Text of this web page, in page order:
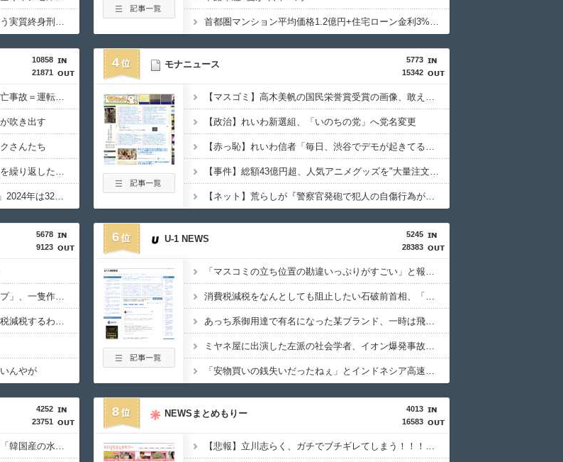
無期懲役、去年の仮釈放わずか４人…もう実質終身刑だった 首都圏マンション平均価格1.2億円+住宅ローン金利3%で利息だけで月30万円←これバカなん？
10858
21871
【東京】睡眠時無呼吸症候群診断後に死亡事故＝運転の無職男（３４）、独断で治療中断―危険運転致死罪適用も
吹き出す
さんたち
ジャンプストアで大量注文→キャンセルを繰り返した女を逮捕 「注文で欲求が満たされた」総額43億円
無期刑の仮釈放、2025年は「わずか4人」2024年は32人が獄中死…「終身刑化」の傾向続く
4
5773
15342
モナニュース
【マスゴミ】高木美帆の国民栄誉賞受賞の画像、敢えて高市首相が写らないよう切り取られる
【政治】れいわ新選組、「いのちの党」へ党名変更
【赤っ恥】れいわ信者「毎日、渋谷でデモが起きてる」 ネット「参加者の少なさを隠すために通行人に混じってるのリプ欄でバラされてて草」
【事件】総額43億円超、人気アニメグッズを"大量注文しキャンセル"女逮捕…ネット「オンラインショップを売り切れ状態にして商品相場を操作してたのでは」
【ネット】荒らしが『警察官発砲で犯人の自傷行為が無かったことにされた』記事に「難癖な記事」とイチャモン→自傷行為の動画が拡散してマスゴミの偏向報道確定
5678
9123
【悲報】トランプ肝入りの「戦艦トランプ」、一隻作るのに4兆円かかる模様wwwwwww
野党「消費税を減税しろ！」政府「消費税減税するわｗ」野党「消費税を減税するな！」
んやが
6
5245
28383
U-1 NEWS
「マスコミの立ち位置の勘違いっぷりがすごい」と報ステ大越キャスターの台詞に視聴者絶句、高市とトランプを同列視させようという思惑がひしひしと
消費税減税をなんとしても阻止したい石破前首相、「何いってんのこいつ」と有権者をドン引きさせるよな屁理屈を……
あっち系御用達で有名になった某ブランド、一時は飛ぶ鳥を落とす勢いだったが今期の業績は……
ミヤネ屋に出演した左派の社会学者、イオン爆発事故の例のテナントに理解を示して……
「安物買いの銭失いだったねぇ」とインドネシア高速鉄道の最終処分に日本側騒然、国家予算は使わないというと何が財源なんだ？
4252
23751
【速報】日本の地震被害に支援したのに「韓国産の水は水洗トイレに」
8
4013
16583
NEWSまとめもりー
【悲報】立川志らく、ガチでブチギレてしまう！！！！！！